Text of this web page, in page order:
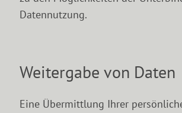
Datennutzung.
Weitergabe von Daten
Eine Übermittlung Ihrer